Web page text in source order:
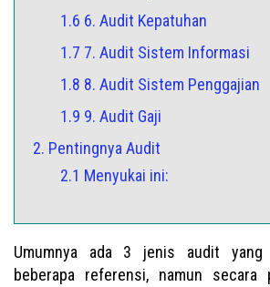
1.6 6. Audit Kepatuhan
1.7 7. Audit Sistem Informasi
1.8 8. Audit Sistem Penggajian
1.9 9. Audit Gaji
2. Pentingnya Audit
2.1 Menyukai ini:
Umumnya ada 3 jenis audit yang
beberapa referensi, namun secara